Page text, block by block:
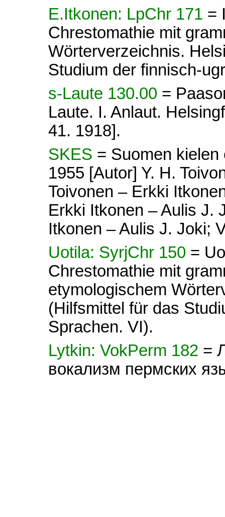
E.Itkonen: LpChr 171 =
Chrestomathie mit
Wörterverzeichnis.
Studium der finnisch-
s-Laute 130.00 =
Laute. I. Anlaut.
41. 1918].
SKES = Suomen
1955 [Autor] Y. H.
Toivonen – Erkki
Erkki Itkonen – Aulis J.
Itkonen – Aulis J. Joki;
Uotila: SyrjChr 150 =
Chrestomathie mit
etymologischem
(Hilfsmittel für das
Sprachen. VI).
Lytkin: VokPerm 182 =
вокализм пермских